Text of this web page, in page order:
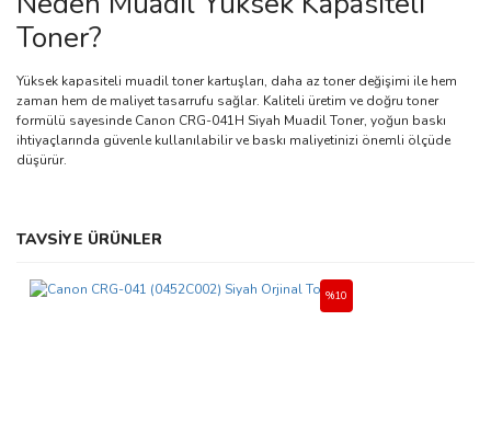
Toner?
Yüksek kapasiteli muadil toner kartuşları, daha az toner değişimi ile hem
zaman hem de maliyet tasarrufu sağlar. Kaliteli üretim ve doğru toner
formülü sayesinde Canon CRG-041H Siyah Muadil Toner, yoğun baskı
ihtiyaçlarında güvenle kullanılabilir ve baskı maliyetinizi önemli ölçüde
düşürür.
Bu ürünün fiyat bilgisi, resim, ürün açıklamalarında ve diğer
konularda yetersiz gördüğünüz noktaları öneri formunu kullanarak
Görüş ve önerileriniz için teşekkür ederiz.
TAVSİYE ÜRÜNLER
%10